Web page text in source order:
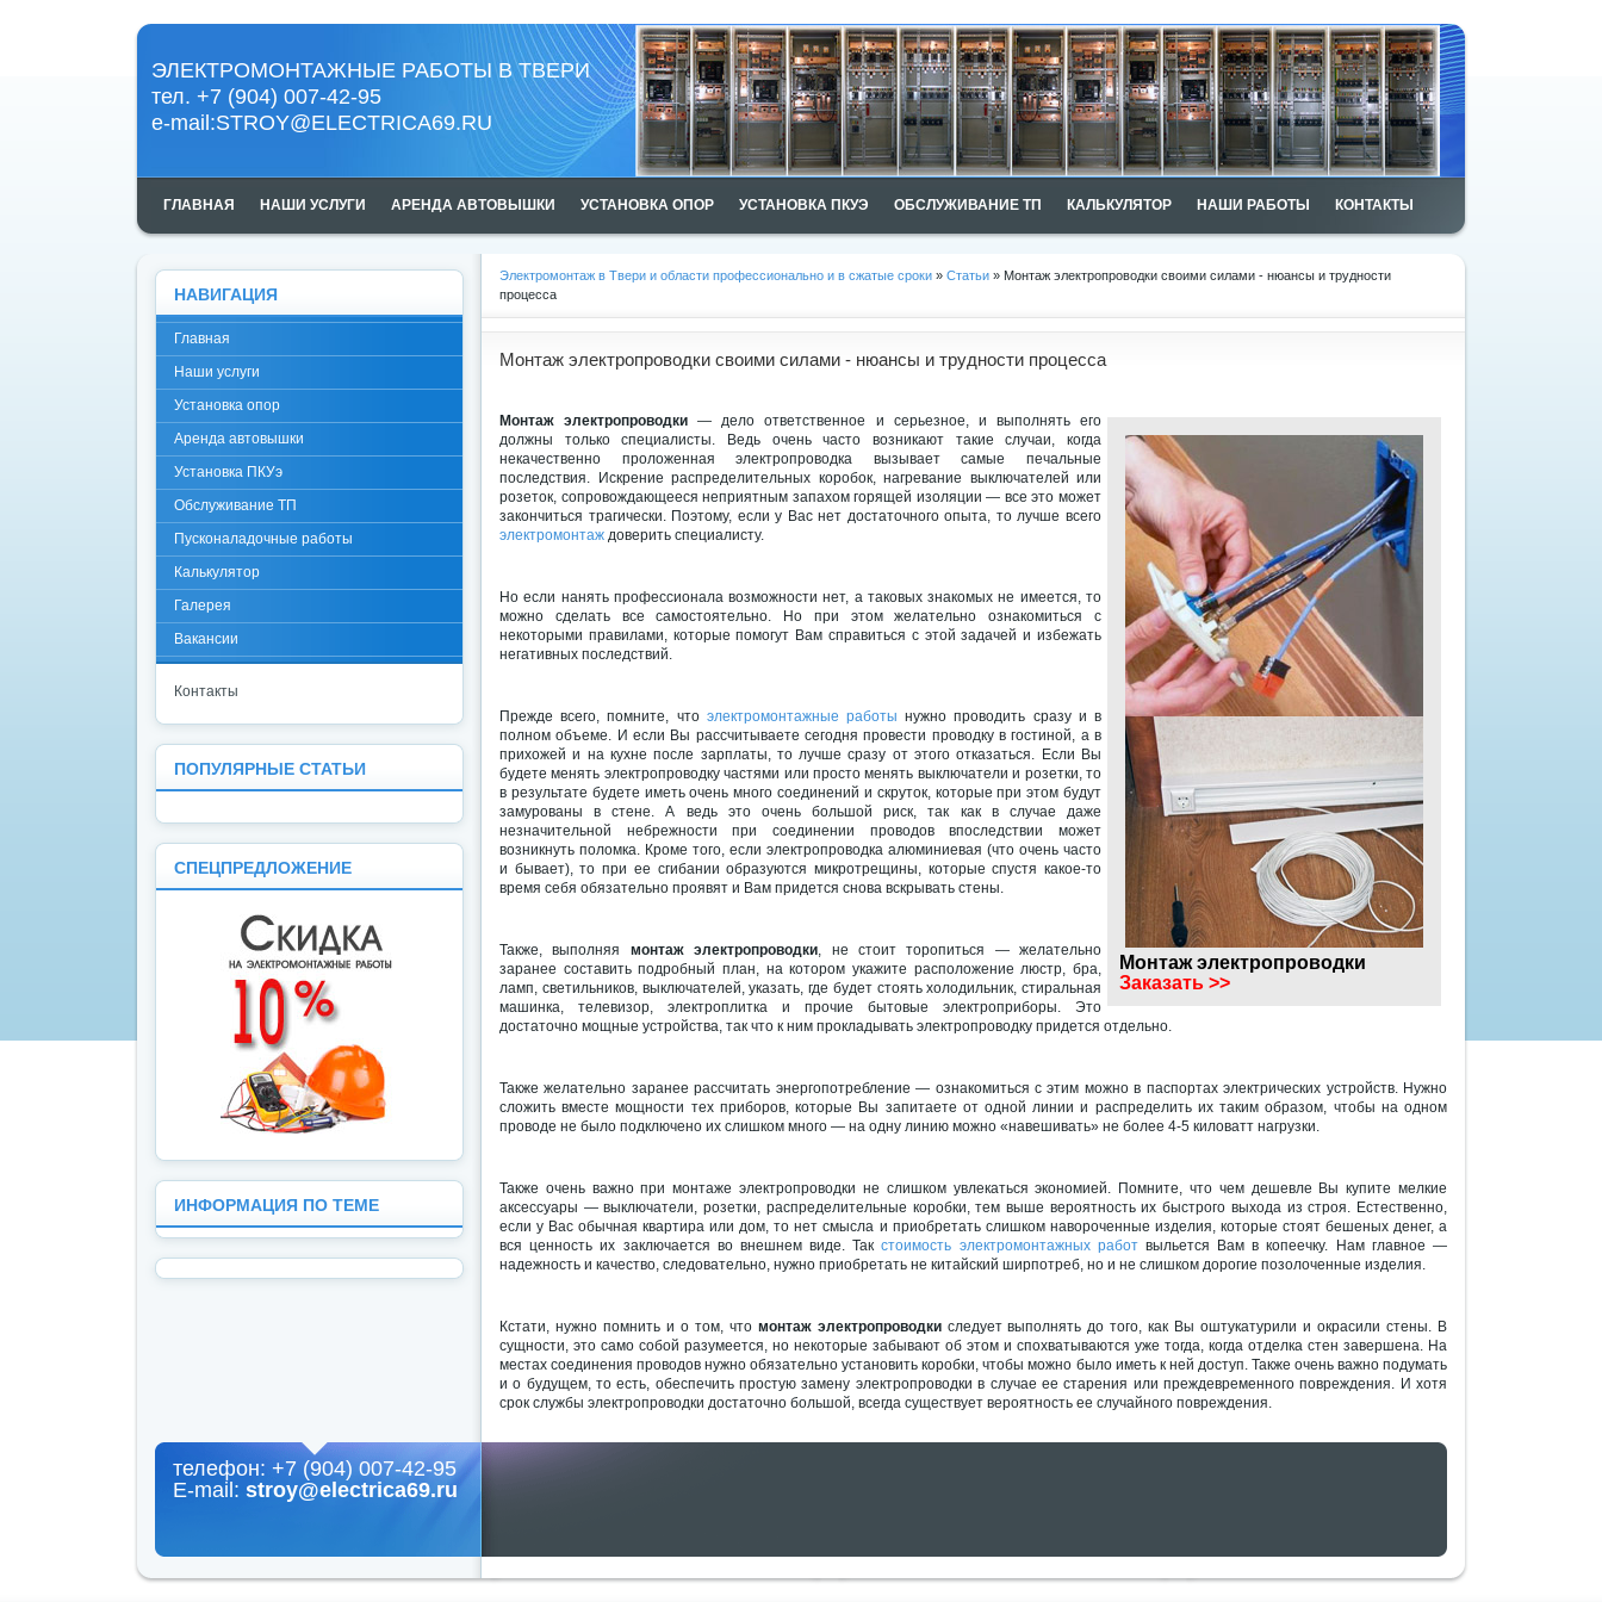
ЭЛЕКТРОМОНТАЖНЫЕ РАБОТЫ В ТВЕРИ
тел. +7 (904) 007-42-95
e-mail:STROY@ELECTRICA69.RU
ГЛАВНАЯ НАШИ УСЛУГИ АРЕНДА АВТОВЫШКИ УСТАНОВКА ОПОР УСТАНОВКА ПКУЭ ОБСЛУЖИВАНИЕ ТП КАЛЬКУЛЯТОР НАШИ РАБОТЫ КОНТАКТЫ
Электромонтаж в Твери и области профессионально и в сжатые сроки » Статьи » Монтаж электропроводки своими силами - нюансы и трудности
процесса
Монтаж электропроводки своими силами - нюансы и трудности процесса
Монтаж электропроводки
Заказать >>
Монтаж электропроводки — дело ответственное и серьезное, и выполнять его
должны только специалисты. Ведь очень часто возникают такие случаи, когда
некачественно проложенная электропроводка вызывает самые печальные
последствия. Искрение распределительных коробок, нагревание выключателей или
розеток, сопровождающееся неприятным запахом горящей изоляции — все это может
закончиться трагически. Поэтому, если у Вас нет достаточного опыта, то лучше всего
электромонтаж доверить специалисту.
Но если нанять профессионала возможности нет, а таковых знакомых не имеется, то
можно сделать все самостоятельно. Но при этом желательно ознакомиться с
некоторыми правилами, которые помогут Вам справиться с этой задачей и избежать
негативных последствий.
Прежде всего, помните, что электромонтажные работы нужно проводить сразу и в
полном объеме. И если Вы рассчитываете сегодня провести проводку в гостиной, а в
прихожей и на кухне после зарплаты, то лучше сразу от этого отказаться. Если Вы
будете менять электропроводку частями или просто менять выключатели и розетки, то
в результате будете иметь очень много соединений и скруток, которые при этом будут
замурованы в стене. А ведь это очень большой риск, так как в случае даже
незначительной небрежности при соединении проводов впоследствии может
возникнуть поломка. Кроме того, если электропроводка алюминиевая (что очень часто
и бывает), то при ее сгибании образуются микротрещины, которые спустя какое-то
время себя обязательно проявят и Вам придется снова вскрывать стены.
Также, выполняя монтаж электропроводки , не стоит торопиться — желательно
заранее составить подробный план, на котором укажите расположение люстр, бра,
ламп, светильников, выключателей, указать, где будет стоять холодильник, стиральная
машинка, телевизор, электроплитка и прочие бытовые электроприборы. Это
достаточно мощные устройства, так что к ним прокладывать электропроводку придется отдельно.
Также желательно заранее рассчитать энергопотребление — ознакомиться с этим можно в паспортах электрических устройств. Нужно
сложить вместе мощности тех приборов, которые Вы запитаете от одной линии и распределить их таким образом, чтобы на одном
проводе не было подключено их слишком много — на одну линию можно «навешивать» не более 4-5 киловатт нагрузки.
Также очень важно при монтаже электропроводки не слишком увлекаться экономией. Помните, что чем дешевле Вы купите мелкие
аксессуары — выключатели, розетки, распределительные коробки, тем выше вероятность их быстрого выхода из строя. Естественно,
если у Вас обычная квартира или дом, то нет смысла и приобретать слишком навороченные изделия, которые стоят бешеных денег, а
вся ценность их заключается во внешнем виде. Такстоимость электромонтажных работвыльется Вам в копеечку. Нам главное —
надежность и качество, следовательно, нужно приобретать не китайский ширпотреб, но и не слишком дорогие позолоченные изделия.
Кстати, нужно помнить и о том, что монтаж электропроводкиследует выполнять до того, как Вы оштукатурили и окрасили стены. В
сущности, это само собой разумеется, но некоторые забывают об этом и спохватываются уже тогда, когда отделка стен завершена. На
местах соединения проводов нужно обязательно установить коробки, чтобы можно было иметь к ней доступ. Также очень важно подумать
и о будущем, то есть, обеспечить простую замену электропроводки в случае ее старения или преждевременного повреждения. И хотя
срок службы электропроводки достаточно большой, всегда существует вероятность ее случайного повреждения.
НАВИГАЦИЯ
Главная
Наши услуги
Установка опор
Аренда автовышки
Установка ПКУэ
Обслуживание ТП
Пусконаладочные работы
Калькулятор
Галерея
Вакансии
Контакты
ПОПУЛЯРНЫЕ СТАТЬИ
СПЕЦПРЕДЛОЖЕНИЕ
ИНФОРМАЦИЯ ПО ТЕМЕ
телефон: +7 (904) 007-42-95
E-mail: stroy@electrica69.ru